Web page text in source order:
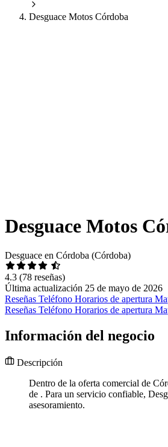
Desguace Motos Córdoba
Desguace Motos
Desguace en Córdoba (Córdoba)
4.3 (78 reseñas)
Última actualización 25 de mayo de 2026
Reseñas Teléfono Horarios de apertura
Reseñas Teléfono Horarios de apertura
Información del negocio
Descripción
Dentro de la oferta comercial de
de . Para un servicio confiable,
asesoramiento.